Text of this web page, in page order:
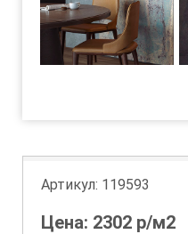
Артикул: 119593
Цена: 2302 р/м2